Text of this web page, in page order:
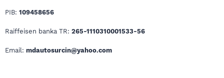
PIB: 109458656
Raiffeisen banka TR: 265-1110310001533-56
Email: mdautosurcin@yahoo.com